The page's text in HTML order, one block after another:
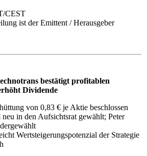
CEST
ist der Emittent / Herausgeber
bestätigt profitablen
Dividende
von 0,83 € je Aktie beschlossen
in den Aufsichtsrat gewählt; Peter
Wertsteigerungspotenzial der Strategie